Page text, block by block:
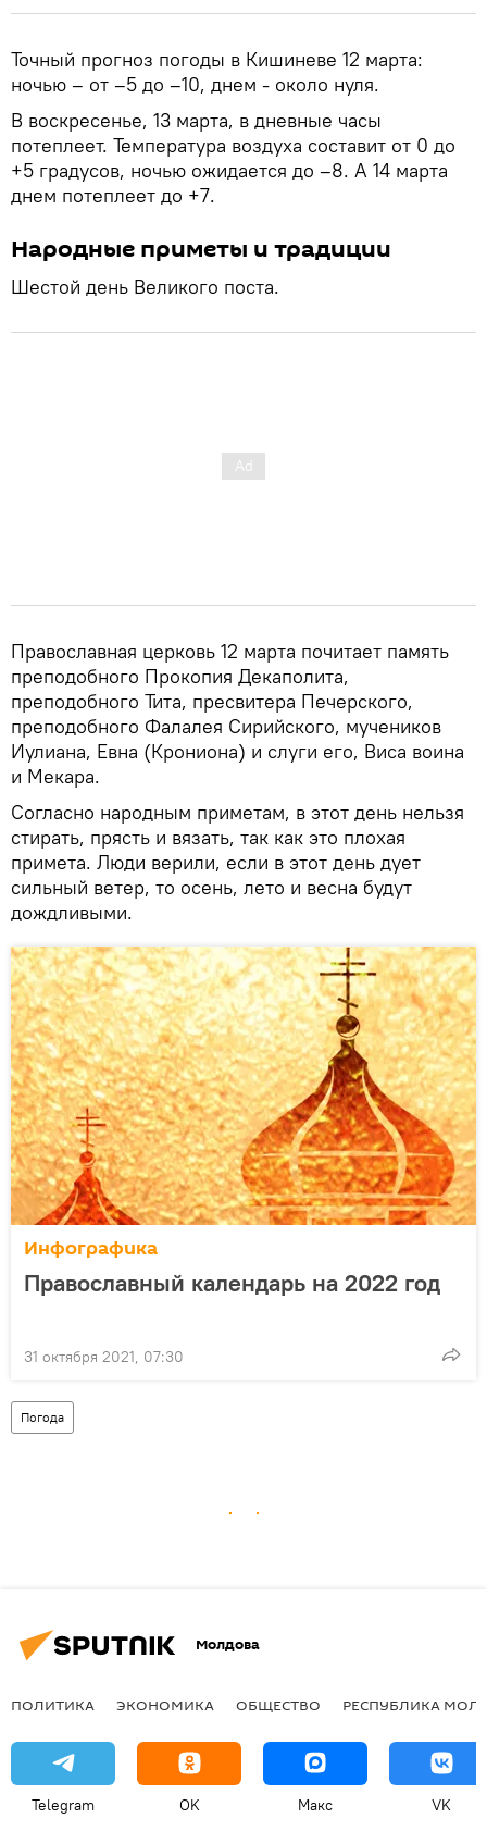
Точный прогноз погоды в Кишиневе 12 марта:
ночью – от –5 до –10, днем - около нуля.
В воскресенье, 13 марта, в дневные часы
потеплеет. Температура воздуха составит от 0 до
+5 градусов, ночью ожидается до –8. А 14 марта
днем потеплеет до +7.
Народные приметы и традиции
Шестой день Великого поста.
Православная церковь 12 марта почитает память
преподобного Прокопия Декаполита,
преподобного Тита, пресвитера Печерского,
преподобного Фалалея Сирийского, мучеников
Иулиана, Евна (Крониона) и слуги его, Виса воина
и Мекара.
Согласно народным приметам, в этот день нельзя
стирать, прясть и вязать, так как это плохая
примета. Люди верили, если в этот день дует
сильный ветер, то осень, лето и весна будут
дождливыми.
Инфографика
Православный календарь на 2022 год
31 октября 2021, 07:30
Погода
Молдова
ПОЛИТИКА ЭКОНОМИКА ОБЩЕСТВО РЕСПУБЛИКА
Telegram OK Макс VK